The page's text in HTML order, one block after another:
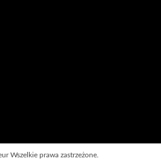
Wszelkie prawa zastrzeżone.